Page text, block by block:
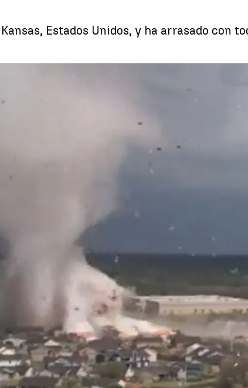
Estados Unidos, y ha arrasado con
de , enEstados Unidos , en alerta
los edificios y las casas que encuentra a su paso y
Además, el tornado también ha dejado
todo los que encuentra.
con todo lo que encuentra a su paso,
por lo que los vecinos han tenido que salir